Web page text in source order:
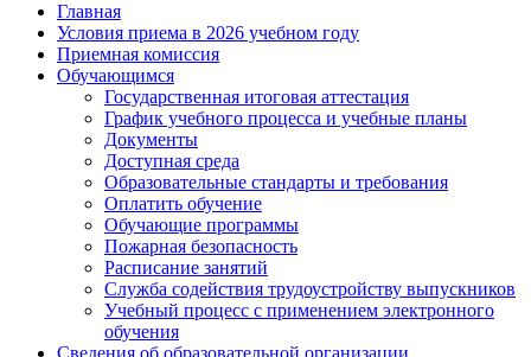
Главная
Условия приема в 2026 учебном году
Приемная комиссия
Обучающимся
Государственная итоговая аттестация
График учебного процесса и учебные планы
Документы
Доступная среда
Образовательные стандарты и требования
Оплатить обучение
Обучающие программы
Пожарная безопасность
Расписание занятий
Служба содействия трудоустройству выпускников
Учебный процесс с применением электронного
обучения
Сведения об образовательной организации